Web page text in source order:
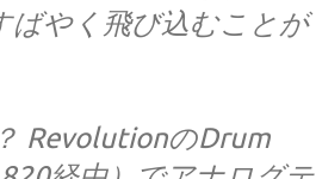
ばやく飛び込むことが
RevolutionのDrum